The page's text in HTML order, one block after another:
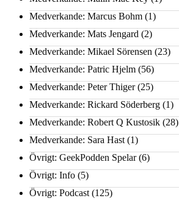
Medverkande: Marcus Bohm (1)
Medverkande: Mats Jengard (2)
Medverkande: Mikael Sörensen (23)
Medverkande: Patric Hjelm (56)
Medverkande: Peter Thiger(25)
Medverkande: Rickard Söderberg (1)
Medverkande: Robert Q Kustosik (28)
Medverkande: Sara Hast (1)
Övrigt: GeekPodden Spelar(6)
Övrigt: Info (5)
Övrigt: Podcast (125)